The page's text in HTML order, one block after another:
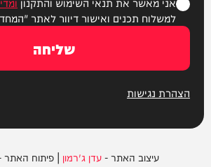
למשלוח תכנים ואישור דיוור לאתר
שליחה
הצהרת נגישות
עיצוב האתר -עדן ג'רמון | פיתוח